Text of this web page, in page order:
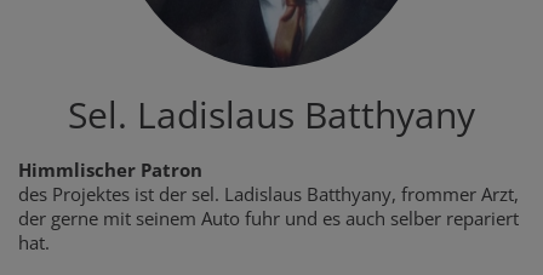
Sel. Ladislaus Batthyany
Himmlischer Patron
des Projektes ist der sel. Ladislaus Batthyany, frommer Arzt,
der gerne mit seinem Auto fuhr und es auch selber repariert
hat.